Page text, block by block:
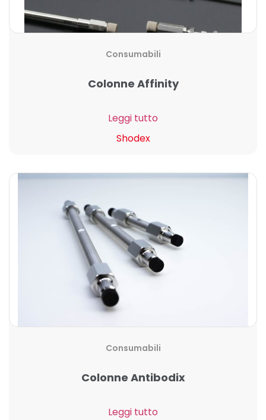
Consumabili
Colonne Affinity
Leggi tutto
Shodex
Consumabili
Colonne Antibodix
Leggi tutto